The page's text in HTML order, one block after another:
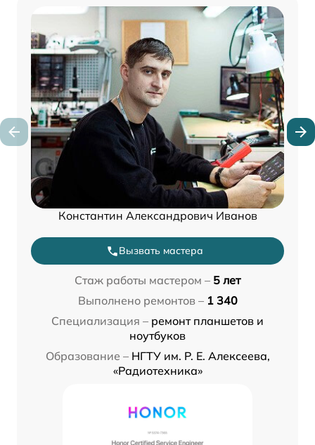
Константин Александрович Иванов
Вызвать мастера
Стаж работы мастером – 5 лет
Выполнено ремонтов – 1 340
Специализация – ремонт планшетов и
ноутбуков
Образование – НГТУ им. Р. Е. Алексеева,
«Радиотехника»